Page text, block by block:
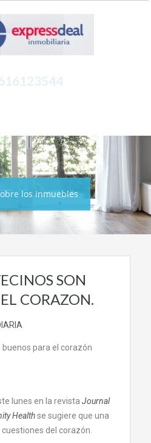
los inmuebles
SON
CORAZON.
lunes en la revista Journal
Healthse sugiere que una
del corazón.